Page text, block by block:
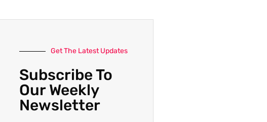
Get The Latest Updates
Subscribe To
Our Weekly
Newsletter